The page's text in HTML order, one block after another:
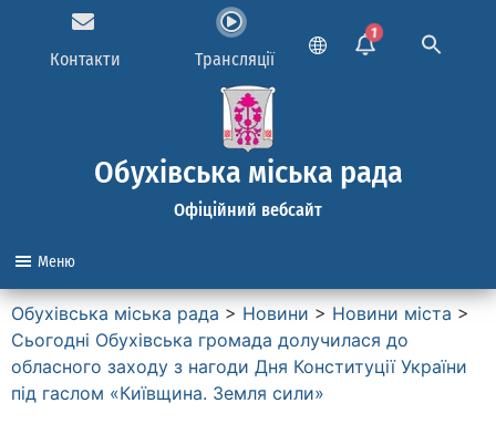
Контакти Трансляції
1
Обухівська міська рада
Офіційний вебсайт
Меню
Обухівська міська рада > Новини > Новини міста >
Сьогодні Обухівська громада долучилася до
обласного заходу з нагоди Дня Конституції України
під гаслом «Київщина. Земля сили»